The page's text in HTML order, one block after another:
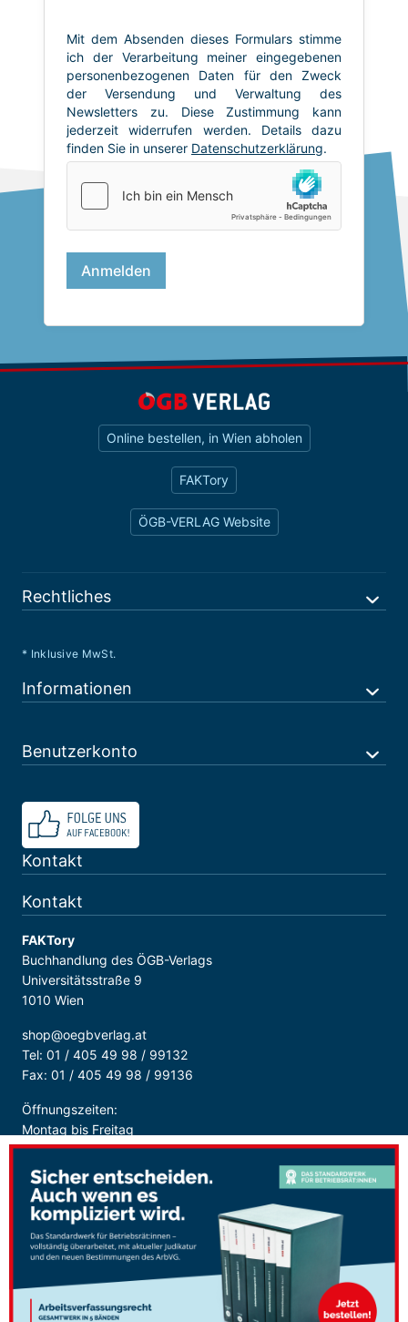
Online bestellen, in Wien abholen
FAKTory
ÖGB-VERLAG Website
Rechtliches
* Inklusive MwSt.
Informationen
Benutzerkonto
Kontakt
Kontakt
FAKTory
Buchhandlung des ÖGB-Verlags
Universitätsstraße 9
1010 Wien
shop@oegbverlag.at
Tel: 01 / 405 49 98 / 99132
Fax: 01 / 405 49 98 / 99136
Öffnungszeiten:
Montag bis Freitag
9:00 - 18:00 Uhr
durchgehend
Sicher Bezahlen: